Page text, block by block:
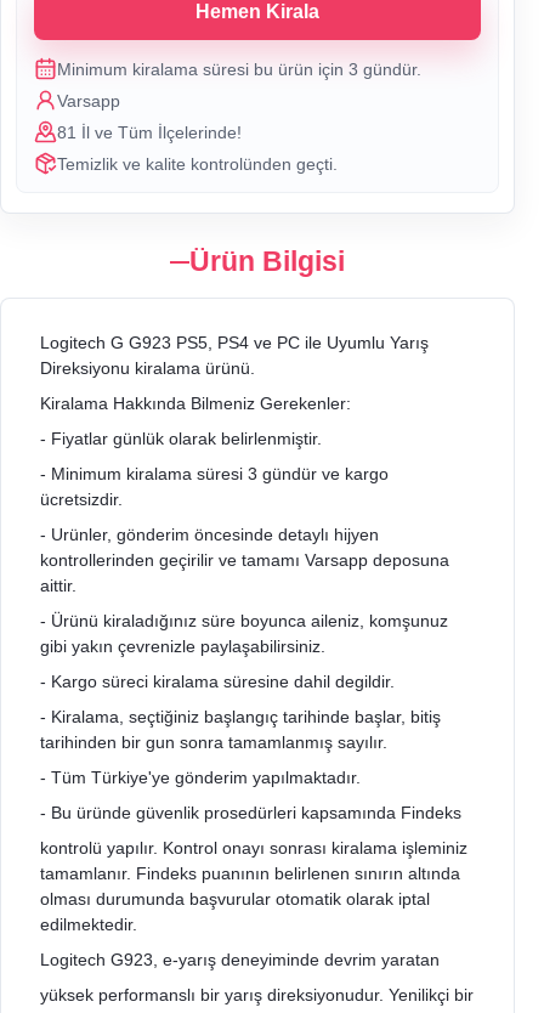
Hemen Kirala
Minimum kiralama süresi bu ürün için 3 gündür.
Varsapp
81 İl ve Tüm İlçelerinde!
Temizlik ve kalite kontrolünden geçti.
Ürün Bilgisi
Logitech G G923 PS5, PS4 ve PC ile Uyumlu Yarış
Direksiyonu kiralama ürünü.
Kiralama Hakkında Bilmeniz Gerekenler:
- Fiyatlar günlük olarak belirlenmiştir.
- Minimum kiralama süresi 3 gündür ve kargo
ücretsizdir.
- Urünler, gönderim öncesinde detaylı hijyen
kontrollerinden geçirilir ve tamamı Varsapp deposuna
aittir.
- Ürünü kiraladığınız süre boyunca aileniz, komşunuz
gibi yakın çevrenizle paylaşabilirsiniz.
- Kargo süreci kiralama süresine dahil degildir.
- Kiralama, seçtiğiniz başlangıç tarihinde başlar, bitiş
tarihinden bir gun sonra tamamlanmış sayılır.
- Tüm Türkiye'ye gönderim yapılmaktadır.
- Bu üründe güvenlik prosedürleri kapsamında Findeks
kontrolü yapılır. Kontrol onayı sonrası kiralama işleminiz
tamamlanır. Findeks puanının belirlenen sınırın altında
olması durumunda başvurular otomatik olarak iptal
edilmektedir.
Logitech G923, e-yarış deneyiminde devrim yaratan
yüksek performanslı bir yarış direksiyonudur. Yenilikçi bir